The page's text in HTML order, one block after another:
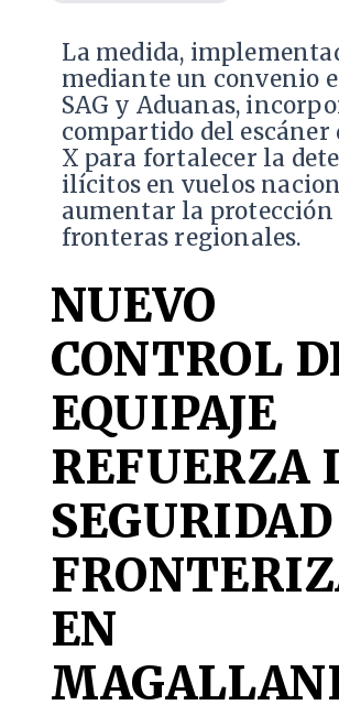
La medida,
mediante un convenio
SAG y Aduanas,
compartido del escáner
X para fortalecer la
ilícitos en vuelos
aumentar la protección
fronteras regionales.
NUEVO
CONTROL
EQUIPAJE
REFUERZA
SEGURIDAD
EN